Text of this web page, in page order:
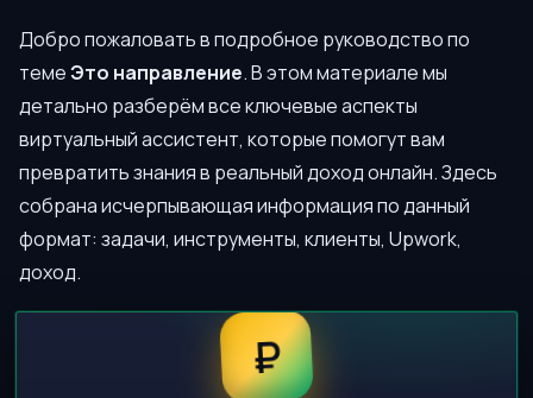
Добро пожаловать в подробное руководство по
темеЭто направление. В этом материале мы
детально разберём все ключевые аспекты
виртуальный ассистент, которые помогут вам
превратить знания в реальный доход онлайн. Здесь
собрана исчерпывающая информация по данный
формат: задачи, инструменты, клиенты, Upwork,
доход.
₽